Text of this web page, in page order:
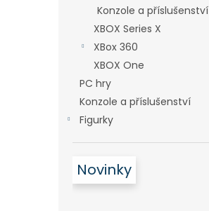
Konzole a příslušenství
XBOX Series X
XBox 360
XBOX One
PC hry
Konzole a příslušenství
Figurky
Novinky